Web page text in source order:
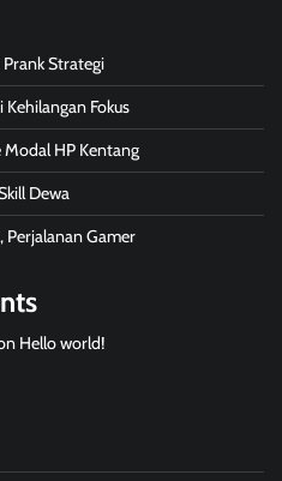
Prank Strategi
Kehilangan Fokus
HP Kentang
Dewa
Perjalanan Gamer
Hello world!